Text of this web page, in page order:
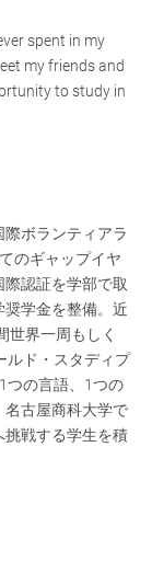
spent in my
my friends and
to study in
ボランティアラ
のギャップイヤ
認証を学部で取
学金を整備。近
世界一周もしく
ルド・スタディプ
つの言語、1つの
名古屋商科大学で
挑戦する学生を積